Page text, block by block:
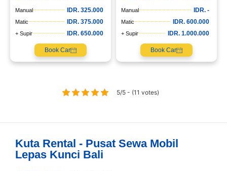
Manual IDR. 325.000
Matic IDR. 375.000
+ Supir IDR. 650.000
Book Car
Manual IDR. -
Matic IDR. 600.000
+ Supir IDR. 1.000.000
Book Car
5/5 - (11 votes)
Kuta Rental - Pusat Sewa Mobil
Lepas Kunci Bali